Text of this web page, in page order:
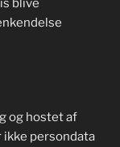
blive
og hostet af
ikke persondata